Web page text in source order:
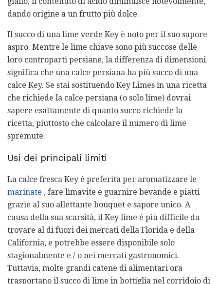
dando origine a un frutto più dolce.
Il succo di una lime verde Key è noto per il suo sapore
aspro. Mentre le lime chiave sono più succose delle
loro controparti persiane, la differenza di dimensioni
significa che una calce persiana ha più succo di una
calce Key. Se stai sostituendo Key Limes in una ricetta
che richiede la calce persiana (o solo lime) dovrai
sapere esattamente di quanto succo richiede la
ricetta, piuttosto che calcolare il numero di lime
spremute.
Usi dei principali limiti
La calce fresca Key è preferita per aromatizzare le
marinate , fare limavite e guarnire bevande e piatti
grazie al suo allettante bouquet e sapore unico. A
causa della sua scarsità, il Key lime è più difficile da
trovare al di fuori dei mercati della Florida e della
California, e potrebbe essere disponibile solo
stagionalmente e / o nei mercati gastronomici.
Tuttavia, molte grandi catene di alimentari ora
trasportano il succo di lime in bottiglia nel corridoio di